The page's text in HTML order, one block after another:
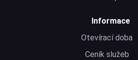
Informace
Otevírací doba
Ceník služeb